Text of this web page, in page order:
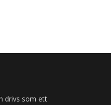
drivs som ett